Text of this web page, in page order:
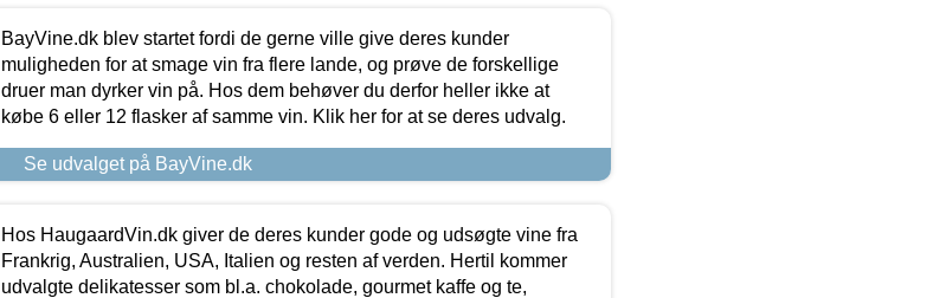
BayVine.dk blev startet fordi de gerne ville give deres kunder
muligheden for at smage vin fra flere lande, og prøve de forskellige
druer man dyrker vin på. Hos dem behøver du derfor heller ikke at
købe 6 eller 12 flasker af samme vin. Klik her for at se deres udvalg.
Se udvalget på BayVine.dk
Hos HaugaardVin.dk giver de deres kunder gode og udsøgte vine fra
Frankrig, Australien, USA, Italien og resten af verden. Hertil kommer
udvalgte delikatesser som bl.a. chokolade, gourmet kaffe og te,